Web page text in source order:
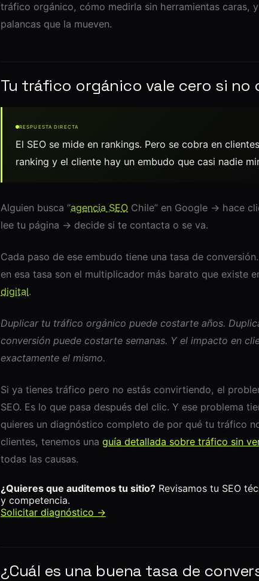
tráfico orgánico, cómo medirla sin herramientas caras,
palancas que la mueven.
Tu tráfico orgánico vale cero si no
RESPUESTA DIRECTA
El SEO se mide en rankings. Pero se cobra en
ranking y el cliente hay un embudo que casi nadie
Alguien busca “agencia SEO Chile” en Google → hace
lee tu página → decide si te contacta o se va.
Cada paso de ese embudo tiene una tasa de
en esa tasa son el multiplicador más barato que existe
digital.
Duplicar tu tráfico orgánico puede costarte años.
conversión puede costarte semanas. Y el impacto en
exactamente el mismo.
Si ya tienes tráfico pero no estás convirtiendo, el
SEO. Es lo que pasa después del clic. Y ese problema
quieres un diagnóstico completo de por qué tu tráfico
clientes, tenemos una guía detallada sobre tráfico sin
todas las causas.
¿Quieres que auditemos tu sitio? Revisamos tu SEO
y competencia.
Solicitar diagnóstico →
¿Cuál es una buena tasa de